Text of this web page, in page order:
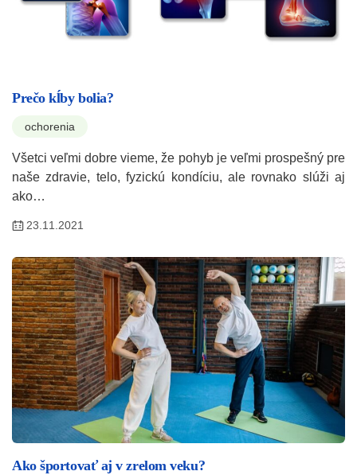
Prečo kĺby bolia?
ochorenia
Všetci veľmi dobre vieme, že pohyb je veľmi prospešný pre
naše zdravie, telo, fyzickú kondíciu, ale rovnako slúži aj
ako…
23.11.2021
Ako športovať aj v zrelom veku?